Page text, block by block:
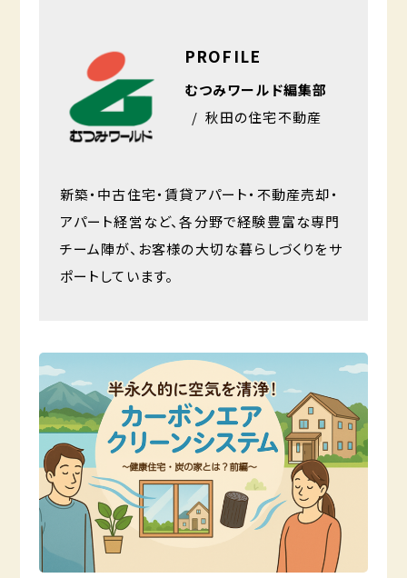
PROFILE
むつみワールド編集部
秋田の住宅不動産
新築・中古住宅・賃貸アパート・不動産売却・
アパート経営など、各分野で経験豊富な専門
チーム陣が、お客様の大切な暮らしづくりをサ
ポートしています。